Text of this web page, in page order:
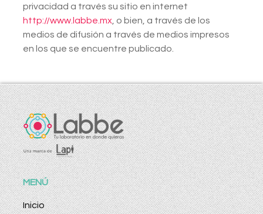
privacidad a través su sitio en internet
http://www.labbe.mx o bien, a través de los
medios de difusión a través de medios impresos
en los que se encuentre publicado.
MENÚ
Inicio